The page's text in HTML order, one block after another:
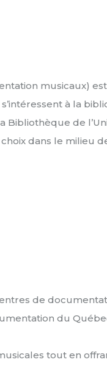
musicaux)
à la
de
dans le milieu
de
du
tout en